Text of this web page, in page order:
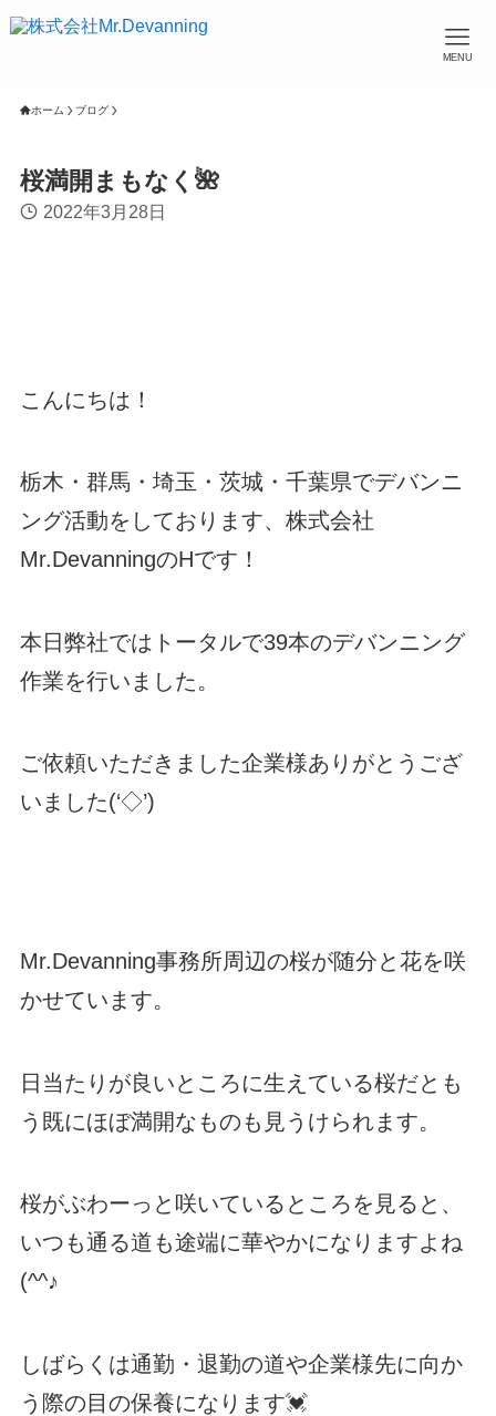
MENU
ホーム ブログ
桜満開まもなく🌺
2022年3月28日
こんにちは！
栃木・群馬・埼玉・茨城・千葉県でデバンニ
ング活動をしております、株式会社
Mr.DevanningのHです！
本日弊社ではトータルで39本のデバンニング
作業を行いました。
ご依頼いただきました企業様ありがとうござ
いました(‘◇’)ゞ
Mr.Devanning事務所周辺の桜が随分と花を咲
かせています。
日当たりが良いところに生えている桜だとも
う既にほぼ満開なものも見うけられます。
桜がぶわーっと咲いているところを見ると、
いつも通る道も途端に華やかになりますよね
(^^♪
しばらくは通勤・退勤の道や企業様先に向か
う際の目の保養になります💓